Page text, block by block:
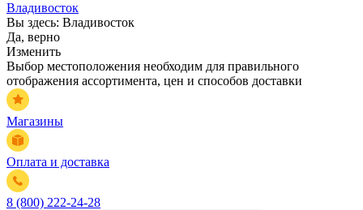
Владивосток
Вы здесь: Владивосток
Да, верно
Изменить
Выбор местоположения необходим для правильного
отображения ассортимента, цен и способов доставки
Магазины
Оплата и доставка
8 (800) 222-24-28